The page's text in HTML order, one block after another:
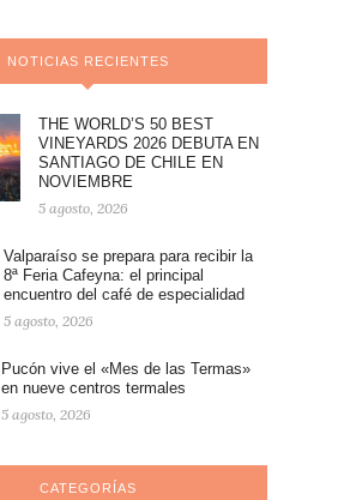
NOTICIAS RECIENTES
THE WORLD’S 50 BEST
VINEYARDS 2026 DEBUTA EN
SANTIAGO DE CHILE EN
NOVIEMBRE
5 agosto, 2026
Valparaíso se prepara para recibir la
8ª Feria Cafeyna: el principal
encuentro del café de especialidad
5 agosto, 2026
Pucón vive el «Mes de las Termas»
en nueve centros termales
5 agosto, 2026
CATEGORÍAS